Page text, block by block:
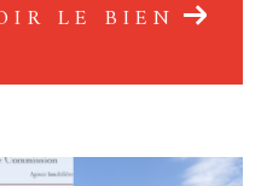
LE BIEN